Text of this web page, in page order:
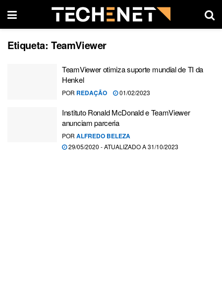
Etiqueta: TeamViewer
TeamViewer otimiza suporte mundial de TI da
Henkel
POR REDAÇÃO 01/02/2023
Instituto Ronald McDonald e TeamViewer
anunciam parceria
POR ALFREDO BELEZA
29/05/2020 - ATUALIZADO A 31/10/2023